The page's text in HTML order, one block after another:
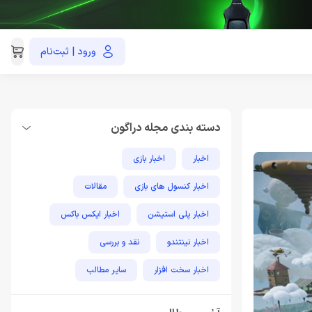
ورود | ثبت‌نام021-91035390
دسته بندی مجله دراگون
اخبار اخبار بازی
اخبار کنسول های بازی مقالات
اخبار پلی استیشن اخبار ایکس باکس
اخبار نینتندو نقد و بررسی
اخبار سخت افزار سایر مطالب
مطالب آموزشی پلی استیشن اخبار فناوری